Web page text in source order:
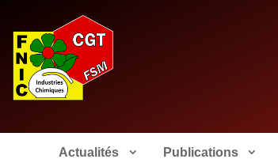
Actualités Publications